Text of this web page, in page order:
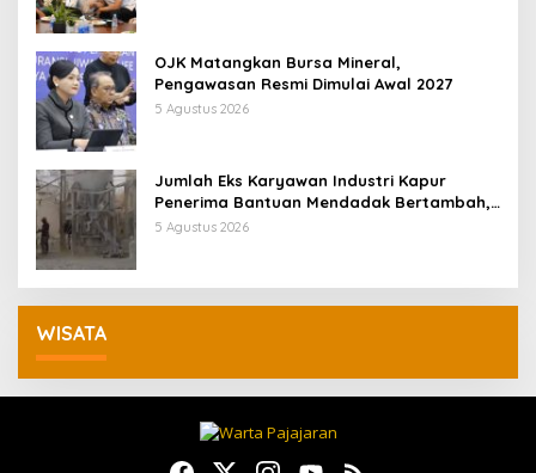
OJK Matangkan Bursa Mineral,
Pengawasan Resmi Dimulai Awal 2027
5 Agustus 2026
Jumlah Eks Karyawan Industri Kapur
Penerima Bantuan Mendadak Bertambah,
KDM: Kita Identifikasi
5 Agustus 2026
WISATA